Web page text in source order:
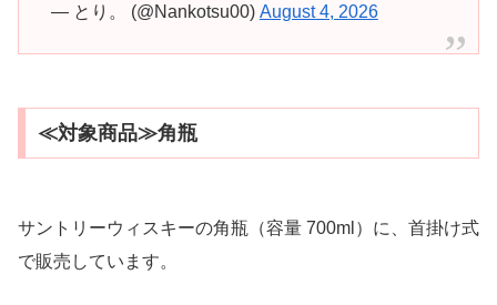
— とり。 (@Nankotsu00) August 4, 2026
≪対象商品≫角瓶
サントリーウィスキーの角瓶（容量 700ml）に、首掛け式
で販売しています。